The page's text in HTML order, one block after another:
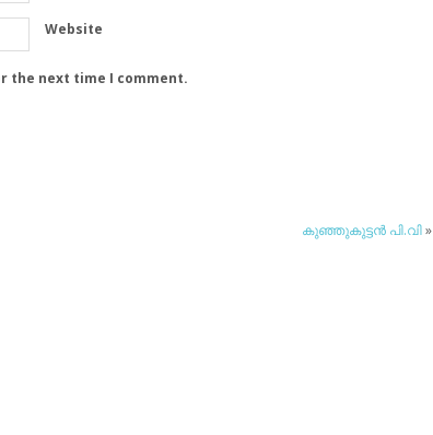
Website
the next time I comment.
കുഞ്ഞുകുട്ടന്‍ പി.വി»